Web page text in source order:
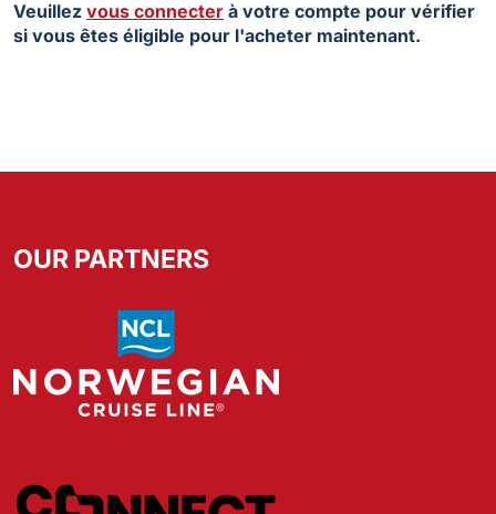
Veuillez vous connecter à votre compte pour vérifier
si vous êtes éligible pour l'acheter maintenant.
OUR PARTNERS